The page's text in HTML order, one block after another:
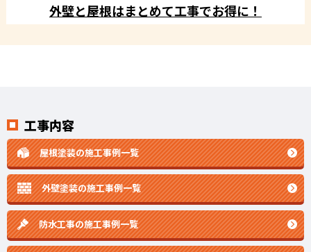
外壁と屋根はまとめて工事でお得に！
工事内容
屋根塗装の施工事例一覧
外壁塗装の施工事例一覧
防水工事の施工事例一覧